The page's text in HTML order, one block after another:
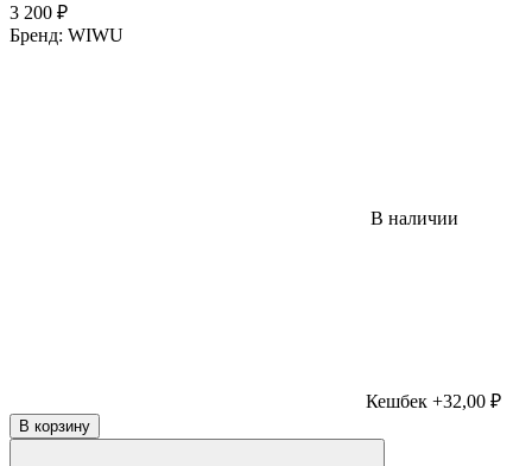
3 200 ₽
Бренд: WIWU
В наличии
Кешбек +32,00 ₽
В корзину